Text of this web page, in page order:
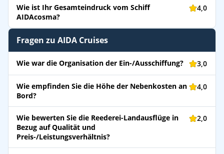
Wie ist Ihr Gesamteindruck vom Schiff
AIDAcosma?
4,0
Fragen zu AIDA Cruises
Wie war die Organisation der Ein-/Ausschiffung? 3,0
Wie empfinden Sie die Höhe der Nebenkosten an
Bord?
4,0
Wie bewerten Sie die Reederei-Landausflüge in
Bezug auf Qualität und
Preis-/Leistungsverhältnis?
2,0